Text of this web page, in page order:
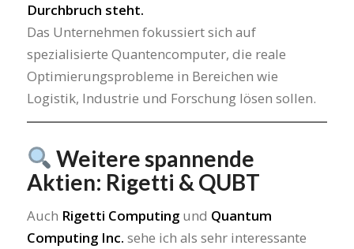
Durchbruch steht.
Das Unternehmen fokussiert sich auf
spezialisierte Quantencomputer, die reale
Optimierungsprobleme in Bereichen wie
Logistik, Industrie und Forschung lösen sollen.
Weitere spannende
Aktien: Rigetti & QUBT
Auch Rigetti Computingund Quantum
Computing Inc. sehe ich als sehr interessante